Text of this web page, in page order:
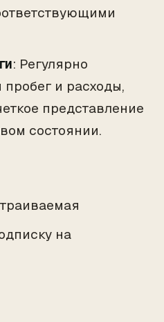
: Регулярно
и расходы,
представление
состоянии.
на